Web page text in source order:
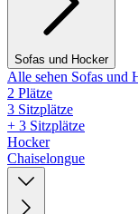
Sofas und Hocker
Alle sehen Sofas und
2 Plätze
3 Sitzplätze
+ 3 Sitzplätze
Hocker
Chaiselongue